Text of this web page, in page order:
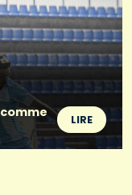
LIRE